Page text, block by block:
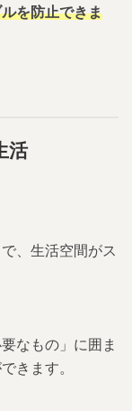
を防止できま
活
、生活空間がス
なもの」に囲ま
きます。